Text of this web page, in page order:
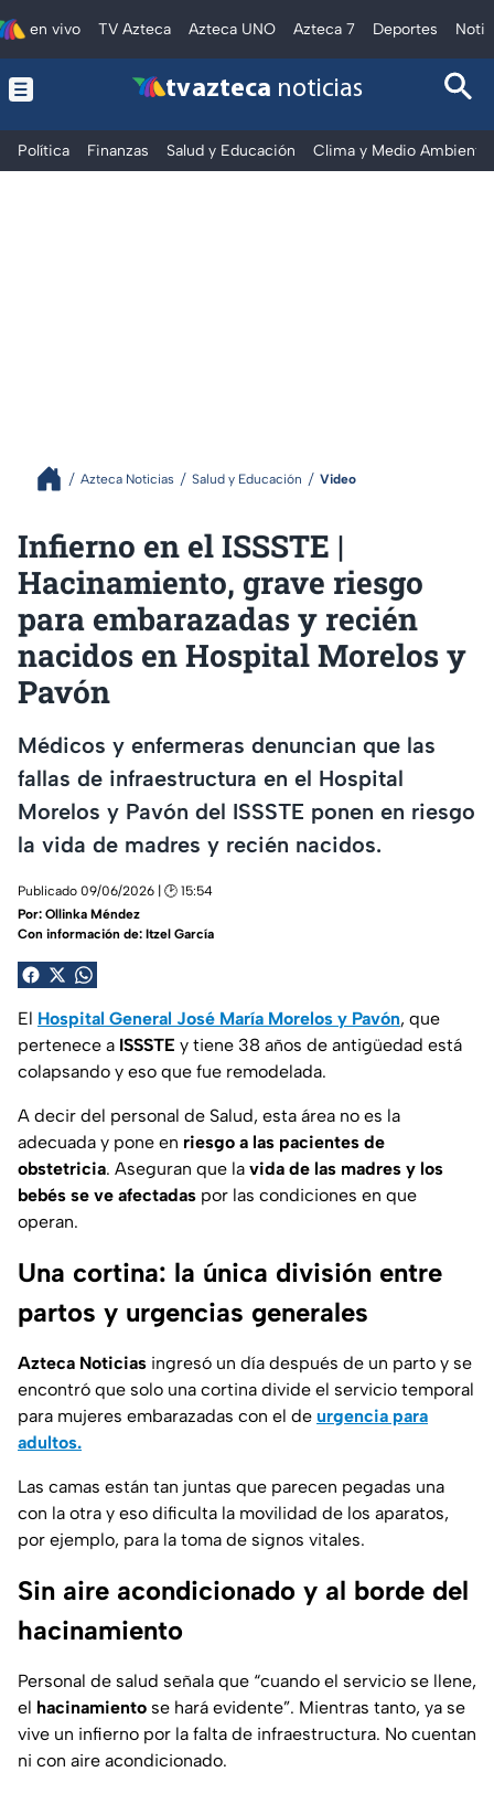
en vivo TV Azteca Azteca UNO Azteca 7 Deportes
tv azteca noticias
Política Finanzas Salud y Educación Clima y Medio Ambiente
Azteca Noticias Salud y Educación Video
Infierno en el ISSSTE |
Hacinamiento, grave riesgo
para embarazadas y recién
nacidos en Hospital Morelos y
Pavón
Médicos y enfermeras denuncian que las
fallas de infraestructura en el Hospital
Morelos y Pavón del ISSSTE ponen en riesgo
la vida de madres y recién nacidos.
Publicado 09/06/2026 | 🕑 15:54
Por: Ollinka Méndez
Con información de: Itzel García
El Hospital General José María Morelos y Pavón, que
pertenece a ISSSTE y tiene 38 años de antigüedad está
colapsando y eso que fue remodelada.
A decir del personal de Salud, esta área no es la
adecuada y pone en riesgo a las pacientes de
obstetricia. Aseguran que la vida de las madres y los
bebés se ve afectadas por las condiciones en que
operan.
Una cortina: la única división entre
partos y urgencias generales
Azteca Noticias ingresó un día después de un parto y se
encontró que solo una cortina divide el servicio temporal
para mujeres embarazadas con el de urgencia para
adultos.
Las camas están tan juntas que parecen pegadas una
con la otra y eso dificulta la movilidad de los aparatos,
por ejemplo, para la toma de signos vitales.
Sin aire acondicionado y al borde del
hacinamiento
Personal de salud señala que “cuando el servicio se llene,
el hacinamiento se hará evidente”. Mientras tanto, ya se
vive un infierno por la falta de infraestructura. No cuentan
ni con aire acondicionado.